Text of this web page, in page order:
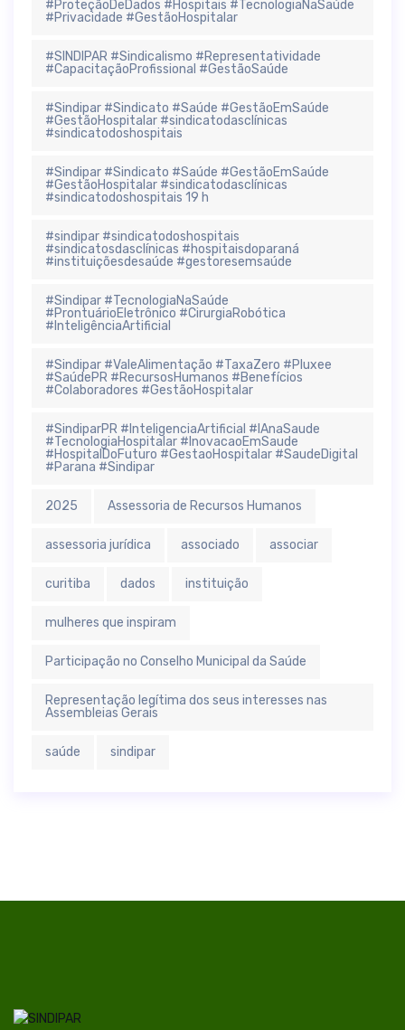
#ProteçãoDeDados #Hospitais #TecnologiaNaSaúde
#Privacidade #GestãoHospitalar
#SINDIPAR #Sindicalismo #Representatividade
#CapacitaçãoProfissional #GestãoSaúde
#Sindipar #Sindicato #Saúde #GestãoEmSaúde
#GestãoHospitalar #sindicatodasclínicas
#sindicatodoshospitais
#Sindipar #Sindicato #Saúde #GestãoEmSaúde
#GestãoHospitalar #sindicatodasclínicas
#sindicatodoshospitais 19 h
#sindipar #sindicatodoshospitais
#sindicatosdasclínicas #hospitaisdoparaná
#instituiçõesdesaúde #gestoresemsaúde
#Sindipar #TecnologiaNaSaúde
#ProntuárioEletrônico #CirurgiaRobótica
#InteligênciaArtificial
#Sindipar #ValeAlimentação #TaxaZero #Pluxee
#SaúdePR #RecursosHumanos #Benefícios
#Colaboradores #GestãoHospitalar
#SindiparPR #InteligenciaArtificial #IAnaSaude
#TecnologiaHospitalar #InovacaoEmSaude
#HospitalDoFuturo #GestaoHospitalar #SaudeDigital
#Parana #Sindipar
2025 Assessoria de Recursos Humanos
assessoria jurídica associado associar
curitiba dados instituição
mulheres que inspiram
Participação no Conselho Municipal da Saúde
Representação legítima dos seus interesses nas
Assembleias Gerais
saúde sindipar